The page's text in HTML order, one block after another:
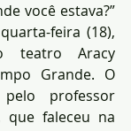
você estava?”
feira (18),
teatro Aracy
Grande. O
professor
que faleceu na